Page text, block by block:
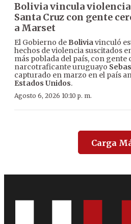
Bolivia vincula violencia
Santa Cruz con gente
a Marset
El Gobierno de Boliviavinculó
hechos de violencia suscitados
más poblada del país, con gente
narcotraficante uruguayo
capturado en marzo en el país
Estados Unidos.
Agosto 6, 2026 10:10 p. m.
Carga